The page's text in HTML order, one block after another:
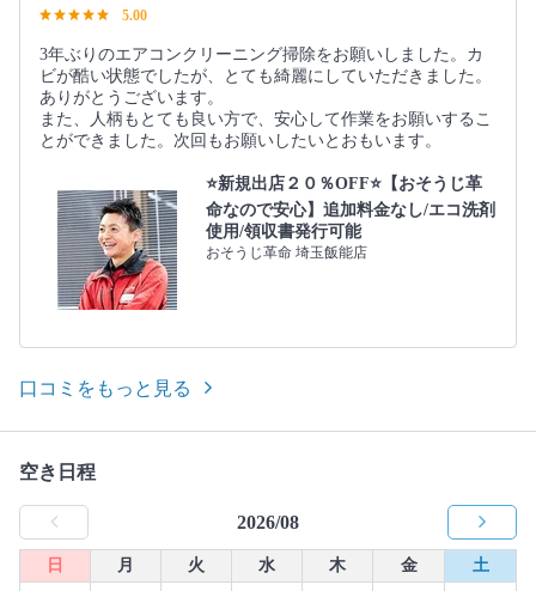
5.00
3年ぶりのエアコンクリーニング掃除をお願いしました。カ
ビが酷い状態でしたが、とても綺麗にしていただきました。
ありがとうございます。
また、人柄もとても良い方で、安心して作業をお願いするこ
とができました。次回もお願いしたいとおもいます。
⭐️新規出店２０％OFF⭐️【おそうじ革
命なので安心】追加料金なし/エコ洗剤
使用/領収書発行可能
おそうじ革命 埼玉飯能店
口コミをもっと見る
空き日程
2026/08
日 月 火 水 木 金
土